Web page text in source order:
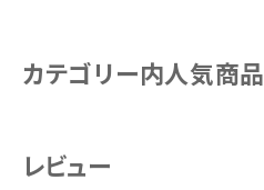
カテゴリー内人気商品
レビュー